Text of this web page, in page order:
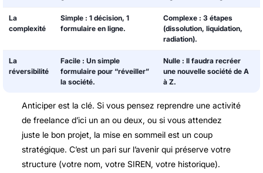
La
complexité
Simple : 1 décision, 1
formulaire en ligne.
Complexe : 3 étapes
(dissolution, liquidation,
radiation).
La
réversibilité
Facile : Un simple
formulaire pour “réveiller”
la société.
Nulle : Il faudra recréer
une nouvelle société de A
à Z.
Anticiper est la clé. Si vous pensez reprendre une activité
de freelance d’ici un an ou deux, ou si vous attendez
juste le bon projet, la mise en sommeil est un coup
stratégique. C’est un pari sur l’avenir qui préserve votre
structure (votre nom, votre SIREN, votre historique).